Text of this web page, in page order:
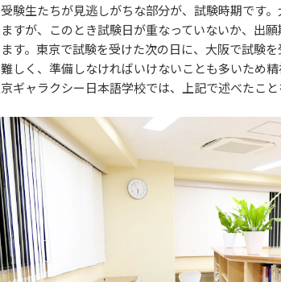
験生たちが見逃しがちな部分が、試験時期です
すが、このとき試験日が重なっていないか、出
す。東京で試験を受けた次の日に、大阪で試験
しく、準備しなければいけないことも多いため精
ギャラクシー日本語学校では、上記で述べたこ